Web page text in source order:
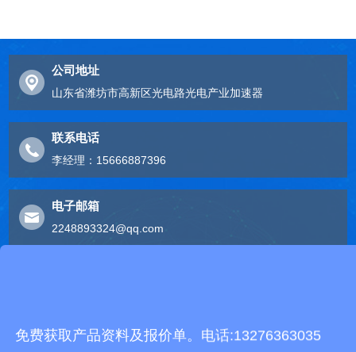
公司地址
山东省潍坊市高新区光电路光电产业加速器
联系电话
李经理：15666887396
电子邮箱
2248893324@qq.com
有机肥设备 胶辊硫化罐 复合材料热压罐 分散釜 细沙回收机 胶管硫化罐 蒸
免费获取产品资料及报价单。电话:13276363035